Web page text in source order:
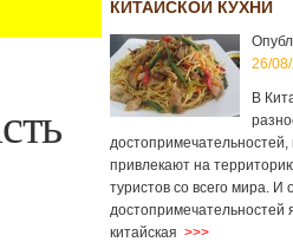
КИТАЙСКОЙ КУХНИ
26/
В
привлекают на
туристов со всего мира. И
достопримечательностей
китайская >>>